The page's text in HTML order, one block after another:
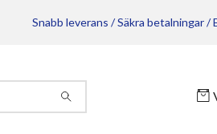
Snabb leverans / Säkra betalningar /